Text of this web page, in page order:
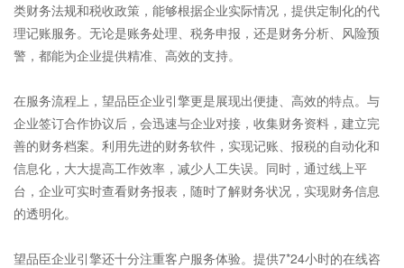
类财务法规和税收政策，能够根据企业实际情况，提供定制化的代
理记账服务。无论是账务处理、税务申报，还是财务分析、风险预
警，都能为企业提供精准、高效的支持。
在服务流程上，望品臣企业引擎更是展现出便捷、高效的特点。与
企业签订合作协议后，会迅速与企业对接，收集财务资料，建立完
善的财务档案。利用先进的财务软件，实现记账、报税的自动化和
信息化，大大提高工作效率，减少人工失误。同时，通过线上平
台，企业可实时查看财务报表，随时了解财务状况，实现财务信息
的透明化。
望品臣企业引擎还十分注重客户服务体验。提供7*24小时的在线咨